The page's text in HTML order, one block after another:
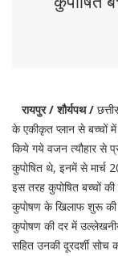
रायपुर / शौर्यपथ /
के एकीकृत प्लान से बच्चों
किये गये वजन त्यौहार से
कुपोषित थे, इनमें से मार्च
इस तरह कुपोषित बच्चों
कुपोषण के खिलाफ शुरू की
कुपोषण की दर में
सहित उनकी दूरदर्शी सोच